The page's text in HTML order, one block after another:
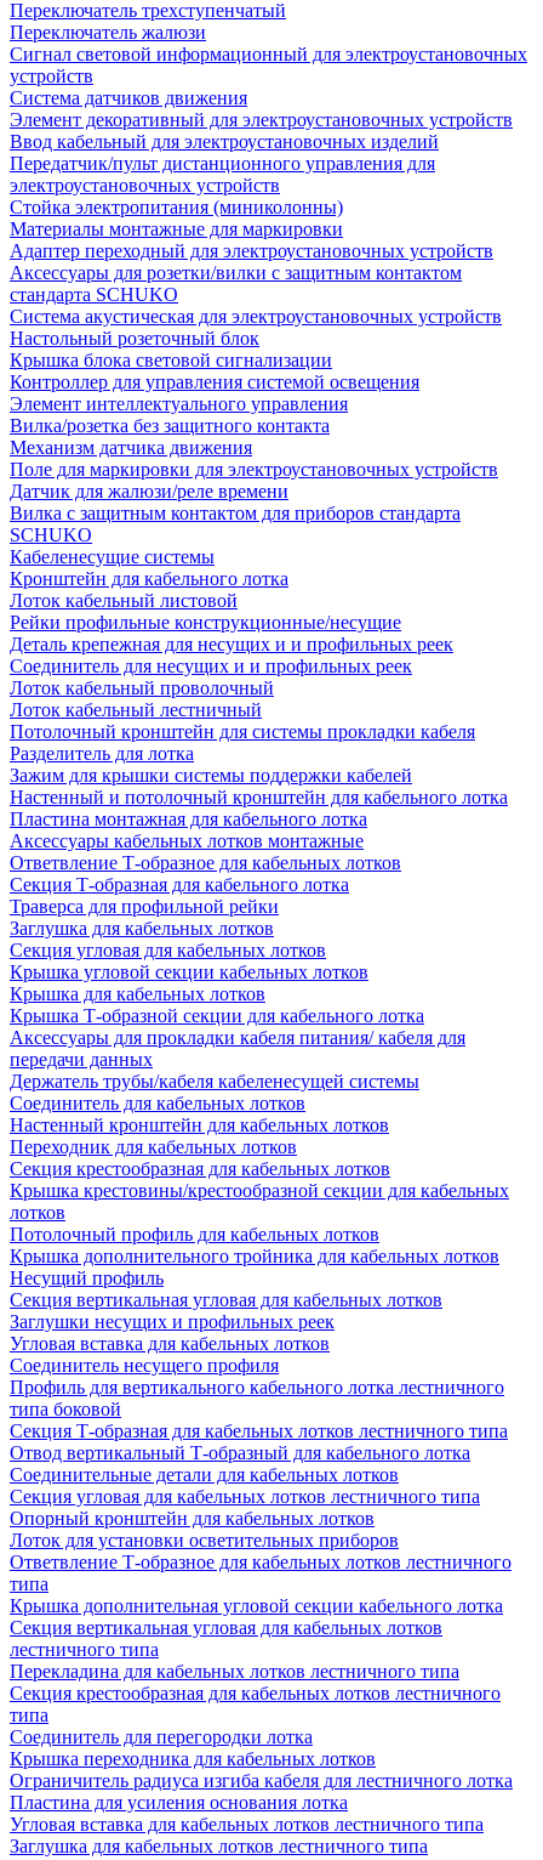
Переключатель трехступенчатый
Переключатель жалюзи
Сигнал световой информационный для электроустановочных
устройств
Система датчиков движения
Элемент декоративный для электроустановочных устройств
Ввод кабельный для электроустановочных изделий
Передатчик/пульт дистанционного управления для
электроустановочных устройств
Стойка электропитания (миниколонны)
Материалы монтажные для маркировки
Адаптер переходный для электроустановочных устройств
Аксессуары для розетки/вилки с защитным контактом
стандарта SCHUKO
Система акустическая для электроустановочных устройств
Настольный розеточный блок
Крышка блока световой сигнализации
Контроллер для управления системой освещения
Элемент интеллектуального управления
Вилка/розетка без защитного контакта
Механизм датчика движения
Поле для маркировки для электроустановочных устройств
Датчик для жалюзи/реле времени
Вилка с защитным контактом для приборов стандарта
SCHUKO
Кабеленесущие системы
Кронштейн для кабельного лотка
Лоток кабельный листовой
Рейки профильные конструкционные/несущие
Деталь крепежная для несущих и и профильных реек
Соединитель для несущих и и профильных реек
Лоток кабельный проволочный
Лоток кабельный лестничный
Потолочный кронштейн для системы прокладки кабеля
Разделитель для лотка
Зажим для крышки системы поддержки кабелей
Настенный и потолочный кронштейн для кабельного лотка
Пластина монтажная для кабельного лотка
Аксессуары кабельных лотков монтажные
Ответвление Т-образное для кабельных лотков
Секция Т-образная для кабельного лотка
Траверса для профильной рейки
Заглушка для кабельных лотков
Секция угловая для кабельных лотков
Крышка угловой секции кабельных лотков
Крышка для кабельных лотков
Крышка Т-образной секции для кабельного лотка
Аксессуары для прокладки кабеля питания/ кабеля для
передачи данных
Держатель трубы/кабеля кабеленесущей системы
Соединитель для кабельных лотков
Настенный кронштейн для кабельных лотков
Переходник для кабельных лотков
Секция крестообразная для кабельных лотков
Крышка крестовины/крестообразной секции для кабельных
лотков
Потолочный профиль для кабельных лотков
Крышка дополнительного тройника для кабельных лотков
Несущий профиль
Секция вертикальная угловая для кабельных лотков
Заглушки несущих и профильных реек
Угловая вставка для кабельных лотков
Соединитель несущего профиля
Профиль для вертикального кабельного лотка лестничного
типа боковой
Секция Т-образная для кабельных лотков лестничного типа
Отвод вертикальный Т-образный для кабельного лотка
Соединительные детали для кабельных лотков
Секция угловая для кабельных лотков лестничного типа
Опорный кронштейн для кабельных лотков
Лоток для установки осветительных приборов
Ответвление Т-образное для кабельных лотков лестничного
типа
Крышка дополнительная угловой секции кабельного лотка
Секция вертикальная угловая для кабельных лотков
лестничного типа
Перекладина для кабельных лотков лестничного типа
Секция крестообразная для кабельных лотков лестничного
типа
Соединитель для перегородки лотка
Крышка переходника для кабельных лотков
Ограничитель радиуса изгиба кабеля для лестничного лотка
Пластина для усиления основания лотка
Угловая вставка для кабельных лотков лестничного типа
Заглушка для кабельных лотков лестничного типа